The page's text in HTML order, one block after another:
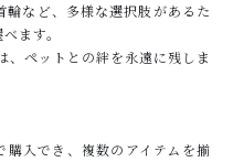
輪など、多様な選択肢があるた
ます。
、ペットとの絆を永遠に残しま
入でき、複数のアイテムを揃